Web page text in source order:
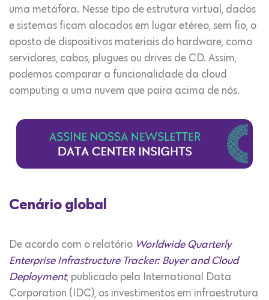
uma metáfora. Nesse tipo de estrutura virtual, dados
e sistemas ficam alocados em lugar etéreo, sem fio, o
oposto de dispositivos materiais do hardware, como
servidores, cabos, plugues ou drives de CD. Assim,
podemos comparar a funcionalidade da cloud
computing a uma nuvem que paira acima de nós.
Cenário global
De acordo com o relatório Worldwide Quarterly
Enterprise Infrastructure Tracker: Buyer and Cloud
Deployment, publicado pela International Data
Corporation (IDC), os investimentos em infraestrutura